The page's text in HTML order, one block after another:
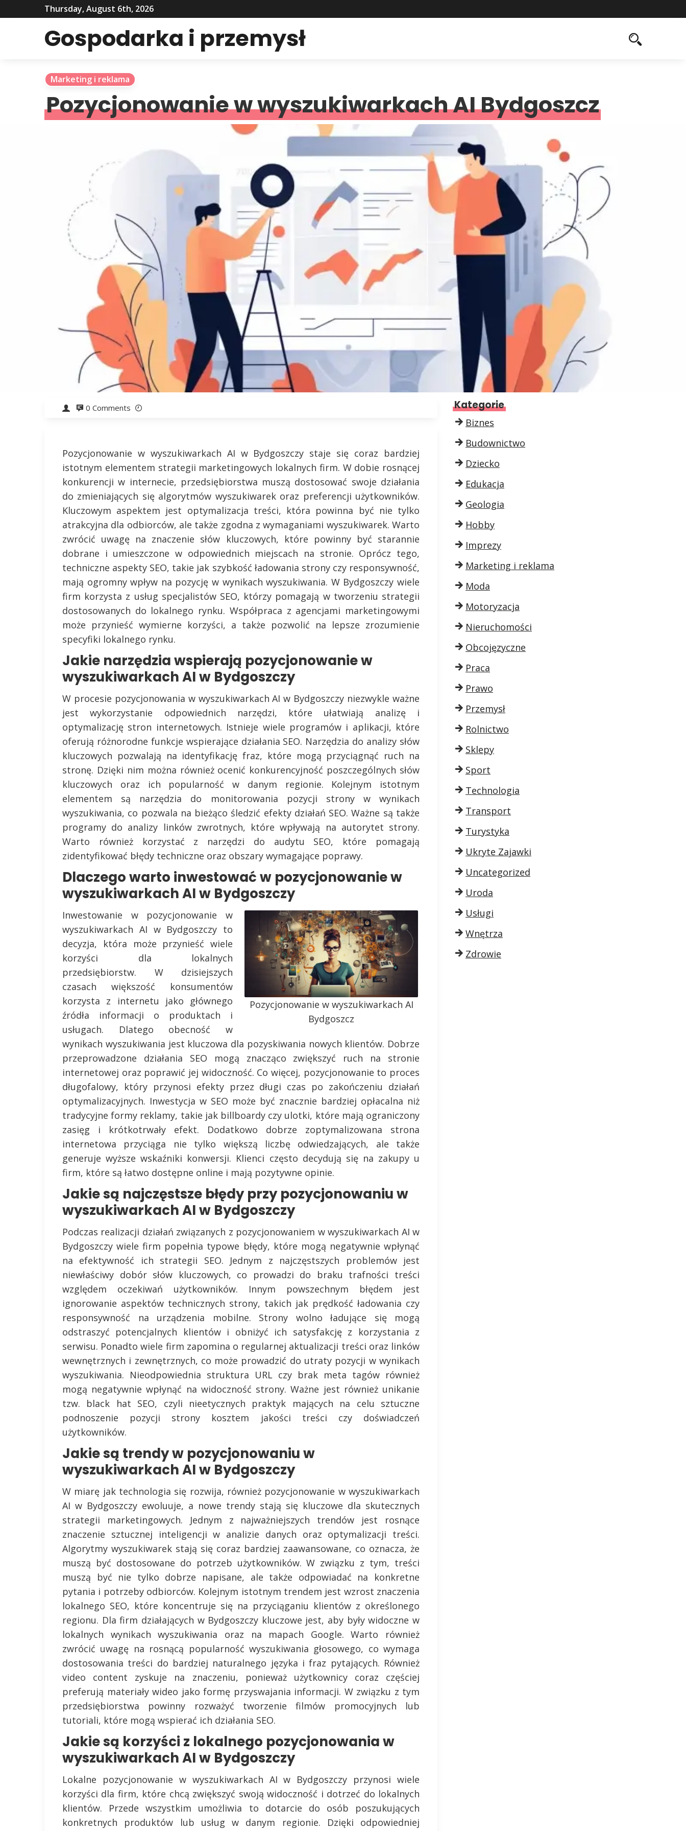
Thursday, August 6th, 2026
Gospodarka i przemysł
Marketing i reklama
Pozycjonowanie w wyszukiwarkach AI Bydgoszcz
0 Comments
Pozycjonowanie w wyszukiwarkach AI w Bydgoszczy staje się coraz bardziej
istotnym elementem strategii marketingowych lokalnych firm. W dobie rosnącej
konkurencji w internecie, przedsiębiorstwa muszą dostosować swoje działania
do zmieniających się algorytmów wyszukiwarek oraz preferencji użytkowników.
Kluczowym aspektem jest optymalizacja treści, która powinna być nie tylko
atrakcyjna dla odbiorców, ale także zgodna z wymaganiami wyszukiwarek. Warto
zwrócić uwagę na znaczenie słów kluczowych, które powinny być starannie
dobrane i umieszczone w odpowiednich miejscach na stronie. Oprócz tego,
techniczne aspekty SEO, takie jak szybkość ładowania strony czy responsywność,
mają ogromny wpływ na pozycję w wynikach wyszukiwania. W Bydgoszczy wiele
firm korzysta z usług specjalistów SEO, którzy pomagają w tworzeniu strategii
dostosowanych do lokalnego rynku. Współpraca z agencjami marketingowymi
może przynieść wymierne korzyści, a także pozwolić na lepsze zrozumienie
specyfiki lokalnego rynku.
Jakie narzędzia wspierają pozycjonowanie w
wyszukiwarkach AI w Bydgoszczy
W procesie pozycjonowania w wyszukiwarkach AI w Bydgoszczy niezwykle ważne
jest wykorzystanie odpowiednich narzędzi, które ułatwiają analizę i
optymalizację stron internetowych. Istnieje wiele programów i aplikacji, które
oferują różnorodne funkcje wspierające działania SEO. Narzędzia do analizy słów
kluczowych pozwalają na identyfikację fraz, które mogą przyciągnąć ruch na
stronę. Dzięki nim można również ocenić konkurencyjność poszczególnych słów
kluczowych oraz ich popularność w danym regionie. Kolejnym istotnym
elementem są narzędzia do monitorowania pozycji strony w wynikach
wyszukiwania, co pozwala na bieżąco śledzić efekty działań SEO. Ważne są także
programy do analizy linków zwrotnych, które wpływają na autorytet strony.
Warto również korzystać z narzędzi do audytu SEO, które pomagają
zidentyfikować błędy techniczne oraz obszary wymagające poprawy.
Dlaczego warto inwestować w pozycjonowanie w
wyszukiwarkach AI w Bydgoszczy
Pozycjonowanie w wyszukiwarkach AI
Bydgoszcz
Inwestowanie w pozycjonowanie w
wyszukiwarkach AI w Bydgoszczy to
decyzja, która może przynieść wiele
korzyści dla lokalnych
przedsiębiorstw. W dzisiejszych
czasach większość konsumentów
korzysta z internetu jako głównego
źródła informacji o produktach i
usługach. Dlatego obecność w
wynikach wyszukiwania jest kluczowa dla pozyskiwania nowych klientów. Dobrze
przeprowadzone działania SEO mogą znacząco zwiększyć ruch na stronie
internetowej oraz poprawić jej widoczność. Co więcej, pozycjonowanie to proces
długofalowy, który przynosi efekty przez długi czas po zakończeniu działań
optymalizacyjnych. Inwestycja w SEO może być znacznie bardziej opłacalna niż
tradycyjne formy reklamy, takie jak billboardy czy ulotki, które mają ograniczony
zasięg i krótkotrwały efekt. Dodatkowo dobrze zoptymalizowana strona
internetowa przyciąga nie tylko większą liczbę odwiedzających, ale także
generuje wyższe wskaźniki konwersji. Klienci często decydują się na zakupy u
firm, które są łatwo dostępne online i mają pozytywne opinie.
Jakie są najczęstsze błędy przy pozycjonowaniu w
wyszukiwarkach AI w Bydgoszczy
Podczas realizacji działań związanych z pozycjonowaniem w wyszukiwarkach AI w
Bydgoszczy wiele firm popełnia typowe błędy, które mogą negatywnie wpłynąć
na efektywność ich strategii SEO. Jednym z najczęstszych problemów jest
niewłaściwy dobór słów kluczowych, co prowadzi do braku trafności treści
względem oczekiwań użytkowników. Innym powszechnym błędem jest
ignorowanie aspektów technicznych strony, takich jak prędkość ładowania czy
responsywność na urządzenia mobilne. Strony wolno ładujące się mogą
odstraszyć potencjalnych klientów i obniżyć ich satysfakcję z korzystania z
serwisu. Ponadto wiele firm zapomina o regularnej aktualizacji treści oraz linków
wewnętrznych i zewnętrznych, co może prowadzić do utraty pozycji w wynikach
wyszukiwania. Nieodpowiednia struktura URL czy brak meta tagów również
mogą negatywnie wpłynąć na widoczność strony. Ważne jest również unikanie
tzw. black hat SEO, czyli nieetycznych praktyk mających na celu sztuczne
podnoszenie pozycji strony kosztem jakości treści czy doświadczeń
użytkowników.
Jakie są trendy w pozycjonowaniu w
wyszukiwarkach AI w Bydgoszczy
W miarę jak technologia się rozwija, również pozycjonowanie w wyszukiwarkach
AI w Bydgoszczy ewoluuje, a nowe trendy stają się kluczowe dla skutecznych
strategii marketingowych. Jednym z najważniejszych trendów jest rosnące
znaczenie sztucznej inteligencji w analizie danych oraz optymalizacji treści.
Algorytmy wyszukiwarek stają się coraz bardziej zaawansowane, co oznacza, że
muszą być dostosowane do potrzeb użytkowników. W związku z tym, treści
muszą być nie tylko dobrze napisane, ale także odpowiadać na konkretne
pytania i potrzeby odbiorców. Kolejnym istotnym trendem jest wzrost znaczenia
lokalnego SEO, które koncentruje się na przyciąganiu klientów z określonego
regionu. Dla firm działających w Bydgoszczy kluczowe jest, aby były widoczne w
lokalnych wynikach wyszukiwania oraz na mapach Google. Warto również
zwrócić uwagę na rosnącą popularność wyszukiwania głosowego, co wymaga
dostosowania treści do bardziej naturalnego języka i fraz pytających. Również
video content zyskuje na znaczeniu, ponieważ użytkownicy coraz częściej
preferują materiały wideo jako formę przyswajania informacji. W związku z tym
przedsiębiorstwa powinny rozważyć tworzenie filmów promocyjnych lub
tutoriali, które mogą wspierać ich działania SEO.
Jakie są korzyści z lokalnego pozycjonowania w
wyszukiwarkach AI w Bydgoszczy
Lokalne pozycjonowanie w wyszukiwarkach AI w Bydgoszczy przynosi wiele
korzyści dla firm, które chcą zwiększyć swoją widoczność i dotrzeć do lokalnych
klientów. Przede wszystkim umożliwia to dotarcie do osób poszukujących
konkretnych produktów lub usług w danym regionie. Dzięki odpowiedniej
Kategorie
Biznes
Budownictwo
Dziecko
Edukacja
Geologia
Hobby
Imprezy
Marketing i reklama
Moda
Motoryzacja
Nieruchomości
Obcojęzyczne
Praca
Prawo
Przemysł
Rolnictwo
Sklepy
Sport
Technologia
Transport
Turystyka
Ukryte Zajawki
Uncategorized
Uroda
Usługi
Wnętrza
Zdrowie